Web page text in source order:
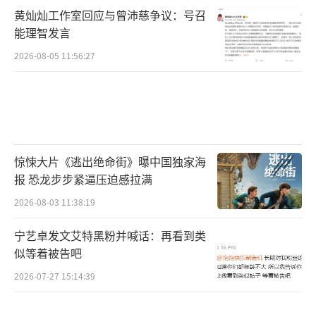
品，壹志行动影业（湖北）有限公司、上海拾
谷影业有限公司、海南电影制片厂有限责任公
司、无双（深圳）影业有限公司、湖北蜂窝文
限公司、上海淘票票影视文化有限公司联合出
品。影片将于12月1日全国上映，治愈人
心。
黄灿灿工作室回应与曾沛慈争议：号召
能理智发言
2026-08-05 11:56:27
惊悚大片《逃出绝命街》曝中国独家海
报 恐龙步步紧逼压迫感拉满
2026-08-03 11:38:19
宁艺卓发文艾特黑粉并喊话：再看到类
似等着被告吧
2026-07-27 15:14:39